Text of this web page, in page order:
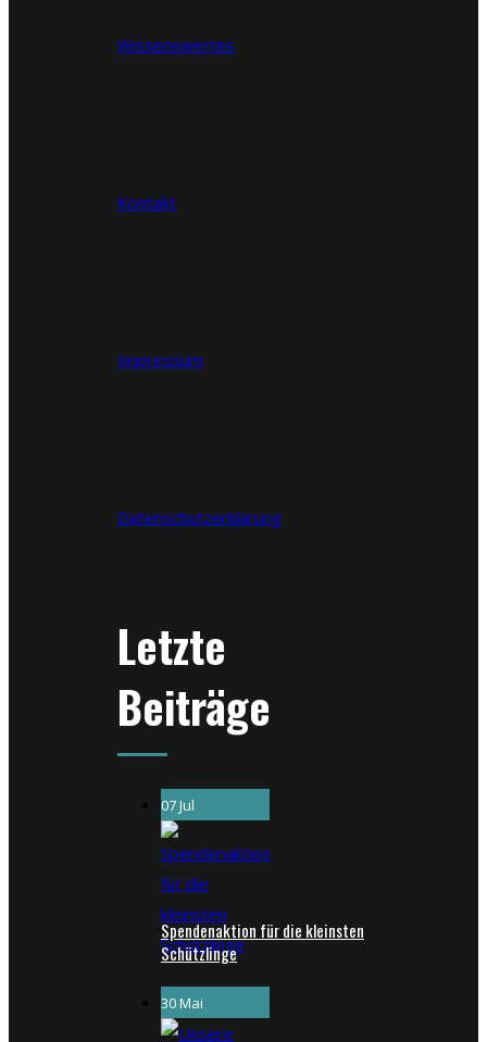
Wissenswertes
Kontakt
Impressum
Datenschutzerklärung
Letzte
Beiträge
07 Jul
Spendenaktion für die kleinsten
Schützlinge
30 Mai